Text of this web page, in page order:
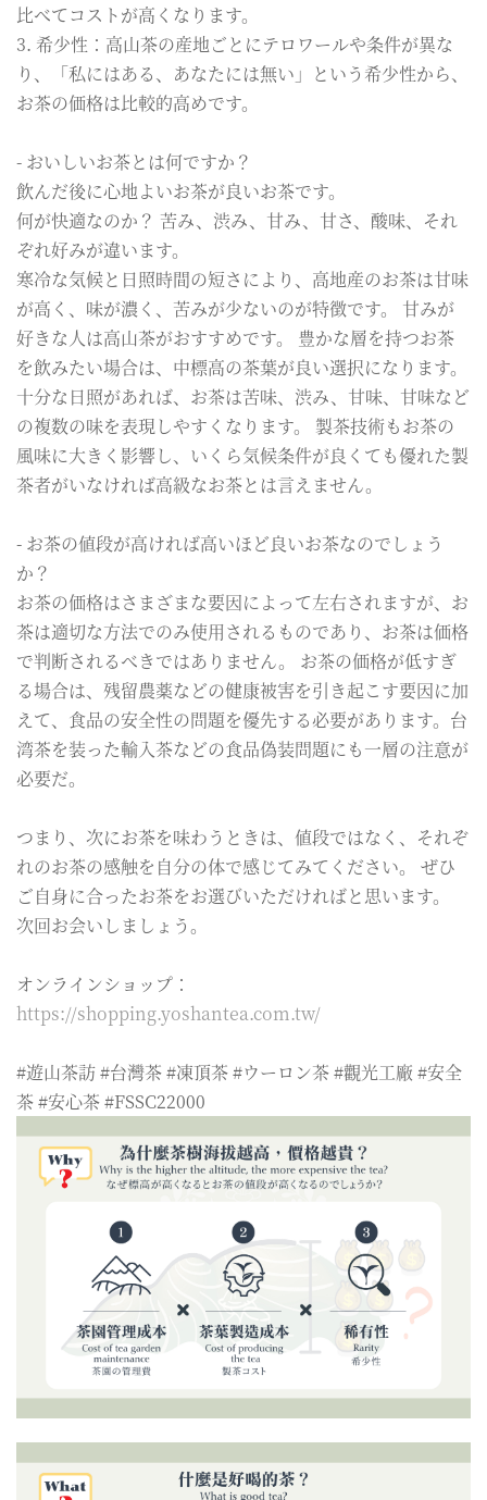
比べてコストが高くなります。
3. 希少性：高山茶の産地ごとにテロワールや条件が異な
り、「私にはある、あなたには無い」という希少性から、
お茶の価格は比較的高めです。
- おいしいお茶とは何ですか？
飲んだ後に心地よいお茶が良いお茶です。
何が快適なのか？ 苦み、渋み、甘み、甘さ、酸味、それ
ぞれ好みが違います。
寒冷な気候と日照時間の短さにより、高地産のお茶は甘味
が高く、味が濃く、苦みが少ないのが特徴です。 甘みが
好きな人は高山茶がおすすめです。 豊かな層を持つお茶
を飲みたい場合は、中標高の茶葉が良い選択になります。
十分な日照があれば、お茶は苦味、渋み、甘味、甘味など
の複数の味を表現しやすくなります。 製茶技術もお茶の
風味に大きく影響し、いくら気候条件が良くても優れた製
茶者がいなければ高級なお茶とは言えません。
- お茶の値段が高ければ高いほど良いお茶なのでしょう
か？
お茶の価格はさまざまな要因によって左右されますが、お
茶は適切な方法でのみ使用されるものであり、お茶は価格
で判断されるべきではありません。 お茶の価格が低すぎ
る場合は、残留農薬などの健康被害を引き起こす要因に加
えて、食品の安全性の問題を優先する必要があります。台
湾茶を装った輸入茶などの食品偽装問題にも一層の注意が
必要だ。
つまり、次にお茶を味わうときは、値段ではなく、それぞ
れのお茶の感触を自分の体で感じてみてください。 ぜひ
ご自身に合ったお茶をお選びいただければと思います。
次回お会いしましょう。
オンラインショップ：
https://shopping.yoshantea.com.tw/
#遊山茶訪 #台灣茶 #凍頂茶 #ウーロン茶 #觀光工廠 #安全
茶 #安心茶 #FSSC22000